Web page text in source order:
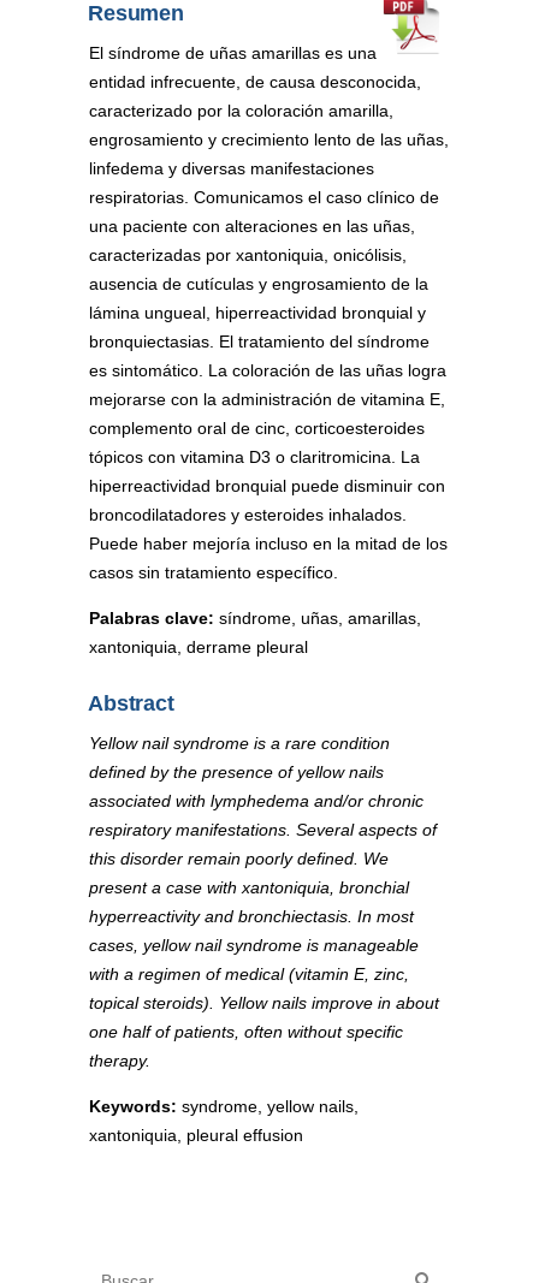
Resumen
El síndrome de uñas amarillas es una
entidad infrecuente, de causa desconocida,
caracterizado por la coloración amarilla,
engrosamiento y crecimiento lento de las uñas,
linfedema y diversas manifestaciones
respiratorias. Comunicamos el caso clínico de
una paciente con alteraciones en las uñas,
caracterizadas por xantoniquia, onicólisis,
ausencia de cutículas y engrosamiento de la
lámina ungueal, hiperreactividad bronquial y
bronquiectasias. El tratamiento del síndrome
es sintomático. La coloración de las uñas logra
mejorarse con la administración de vitamina E,
complemento oral de cinc, corticoesteroides
tópicos con vitamina D3 o claritromicina. La
hiperreactividad bronquial puede disminuir con
broncodilatadores y esteroides inhalados.
Puede haber mejoría incluso en la mitad de los
casos sin tratamiento específico.
Palabras clave: síndrome, uñas, amarillas,
xantoniquia, derrame pleural
Abstract
Yellow nail syndrome is a rare condition
defined by the presence of yellow nails
associated with lymphedema and/or chronic
respiratory manifestations. Several aspects of
this disorder remain poorly defined. We
present a case with xantoniquia, bronchial
hyperreactivity and bronchiectasis. In most
cases, yellow nail syndrome is manageable
with a regimen of medical (vitamin E, zinc,
topical steroids). Yellow nails improve in about
one half of patients, often without specific
therapy.
Keywords: syndrome, yellow nails,
xantoniquia, pleural effusion